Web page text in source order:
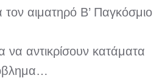
τον αιματηρό Β’ Παγκόσμιο
αντικρίσουν κατάματα